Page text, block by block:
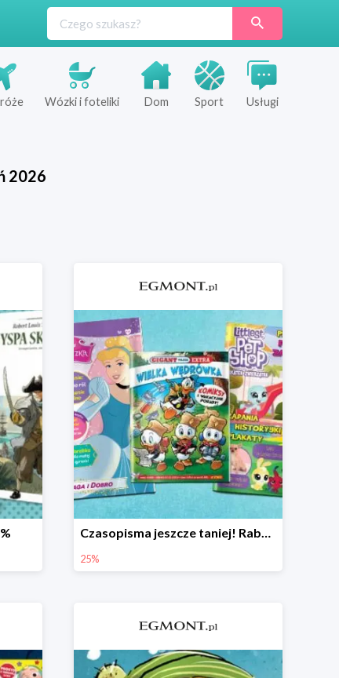
Wózki i foteliki Dom Sport Usługi
2026
Czasopisma jeszcze taniej! Rabat do -25%
25%